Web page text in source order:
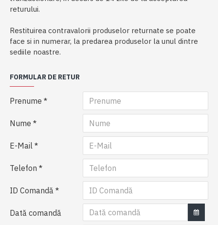
returului.
Restituirea contravalorii produselor returnate se poate
face si in numerar, la predarea produselor la unul dintre
sediile noastre.
FORMULAR DE RETUR
Prenume
Nume
E-Mail
Telefon
ID Comandă
Dată comandă